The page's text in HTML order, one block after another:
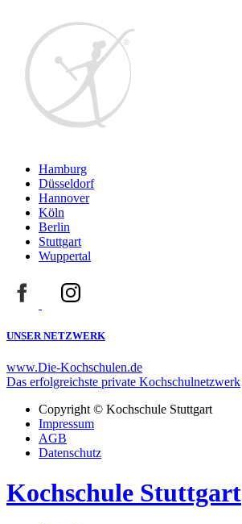
Hamburg
Düsseldorf
Hannover
Köln
Berlin
Stuttgart
Wuppertal
UNSER NETZWERK
www.Die-Kochschulen.de
Das erfolgreichste private Kochschulnetzwerk
Copyright © Kochschule Stuttgart
Impressum
AGB
Datenschutz
Kochschule Stuttgart